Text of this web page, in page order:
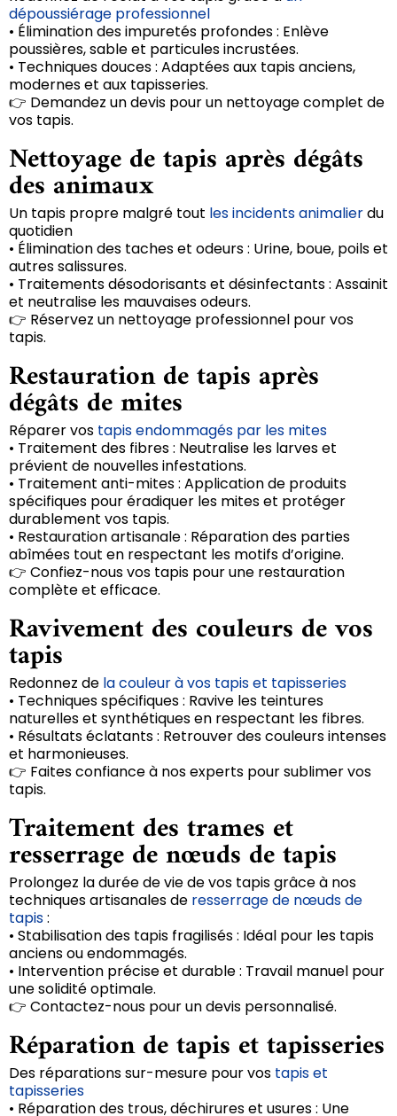
dépoussiérage professionnel
• Élimination des impuretés profondes : Enlève
poussières, sable et particules incrustées.
• Techniques douces : Adaptées aux tapis anciens,
modernes et aux tapisseries.
👉 Demandez un devis pour un nettoyage complet de
vos tapis.
Nettoyage de tapis après dégâts
des animaux
Un tapis propre malgré tout les incidents animalierdu
quotidien
• Élimination des taches et odeurs : Urine, boue, poils et
autres salissures.
• Traitements désodorisants et désinfectants : Assainit
et neutralise les mauvaises odeurs.
👉 Réservez un nettoyage professionnel pour vos
tapis.
Restauration de tapis après
dégâts de mites
Réparer vos tapis endommagés par les mites
• Traitement des fibres : Neutralise les larves et
prévient de nouvelles infestations.
• Traitement anti-mites : Application de produits
spécifiques pour éradiquer les mites et protéger
durablement vos tapis.
• Restauration artisanale : Réparation des parties
abîmées tout en respectant les motifs d’origine.
👉 Confiez-nous vos tapis pour une restauration
complète et efficace.
Ravivement des couleurs de vos
tapis
Redonnez de la couleur à vos tapis et tapisseries
• Techniques spécifiques : Ravive les teintures
naturelles et synthétiques en respectant les fibres.
• Résultats éclatants : Retrouver des couleurs intenses
et harmonieuses.
👉 Faites confiance à nos experts pour sublimer vos
tapis.
Traitement des trames et
resserrage de nœuds de tapis
Prolongez la durée de vie de vos tapis grâce à nos
techniques artisanales de resserrage de nœuds de
tapis:
• Stabilisation des tapis fragilisés : Idéal pour les tapis
anciens ou endommagés.
• Intervention précise et durable : Travail manuel pour
une solidité optimale.
👉 Contactez-nous pour un devis personnalisé.
Réparation de tapis et tapisseries
Des réparations sur-mesure pour vos tapis et
tapisseries
• Réparation des trous, déchirures et usures : Une